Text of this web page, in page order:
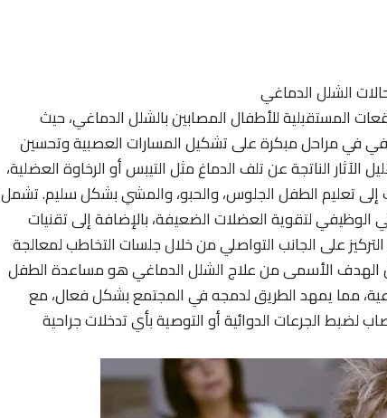
الشلل الدماغي
المستقبلية للأطفال المصابين بالشلل الدماغي، حيث
في مراحل مبكرة على تشكيل المسارات العصبية وتحسين
الناتجة عن تلف الدماغ مثل التيبس أو الرخاوة العضلية،
تعليم الطفل الجلوس، والحبو، والمشي بشكل سليم. تشمل
الوظيفي لتقوية العضلات الضعيفة، بالإضافة إلى تقنيات
على الجانب التواصلي من خلال جلسات التخاطب لمعالجة
إن الهدف الأسمى من علاج الشلل الدماغي هو مساعدة الطفل
مما يمهد الطريق لدمجه في المجتمع بشكل فعال، مع
لضبط الجرعات الدوائية أو التوصية بأي تدخلات جراحية